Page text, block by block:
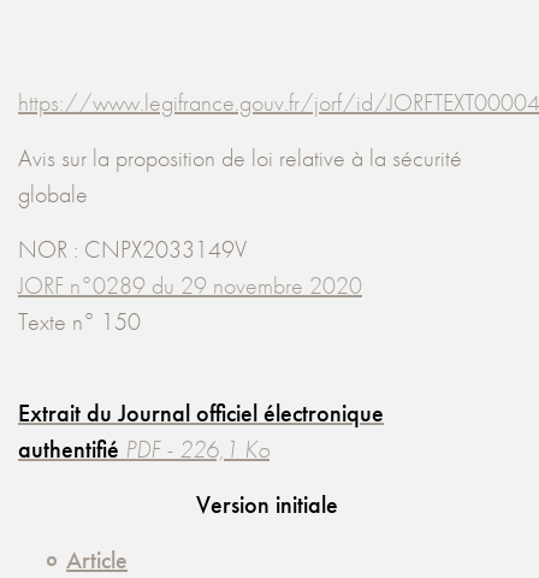
https://www.legifrance.gouv.fr/jorf/id/
Avis sur la proposition de loi relative à la sécurité
globale
NOR : CNPX2033149V
JORF n°0289 du 29 novembre 2020
Texte n° 150
Extrait du Journal officiel électronique
authentifié PDF - 226,1 Ko
Version initiale
Article